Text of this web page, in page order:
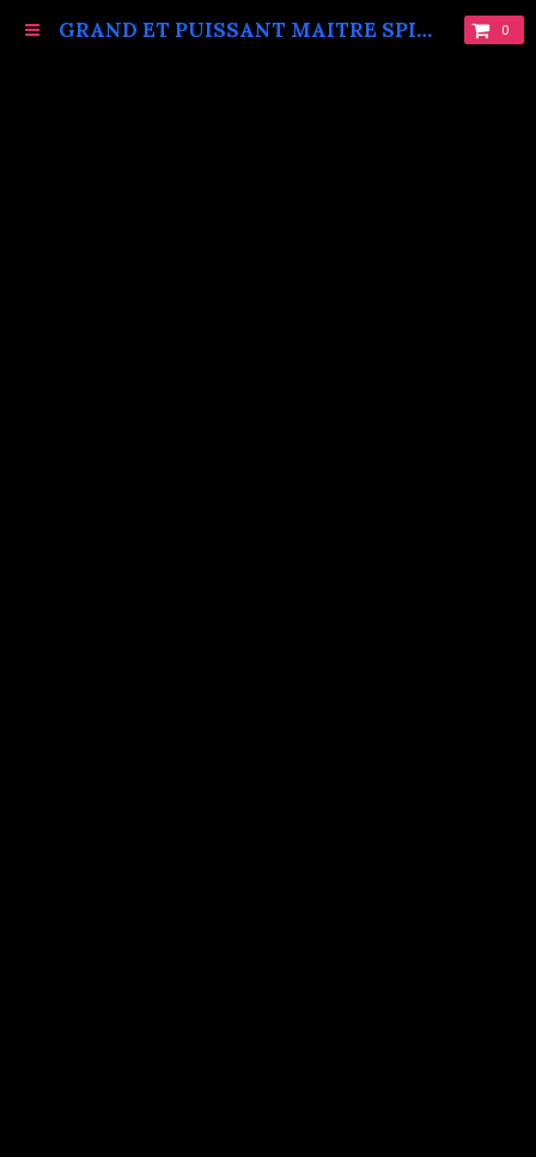
GRAND ET PUISSANT MAITRE SPIRITUEL MARABOUT VAUDOU KOKOUVI.TEL: +229 68619086. 0